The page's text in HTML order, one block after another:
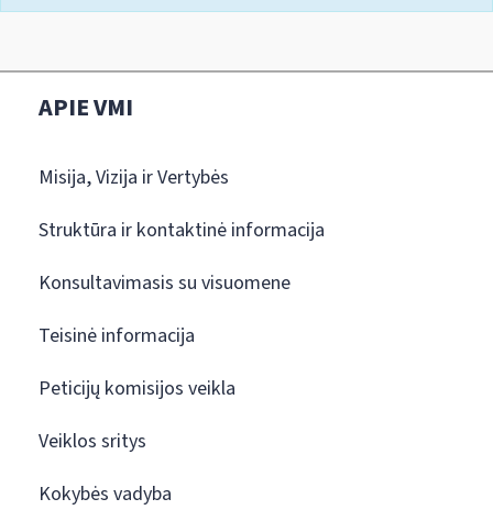
APIE VMI
Misija, Vizija ir Vertybės
Struktūra ir kontaktinė informacija
Konsultavimasis su visuomene
Teisinė informacija
Peticijų komisijos veikla
Veiklos sritys
Kokybės vadyba